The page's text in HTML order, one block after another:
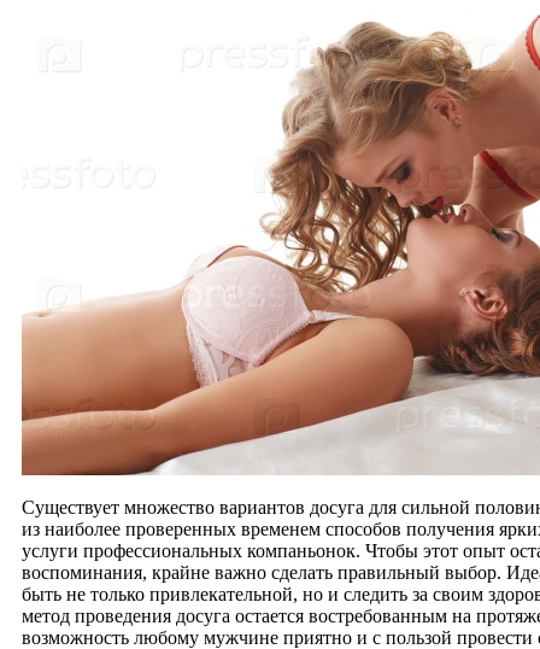
Существует множество вариантов досуга для сильной
из наиболее проверенных временем способов получения
услуги профессиональных компаньонок. Чтобы этот опыт
воспоминания, крайне важно сделать правильный выбор.
быть не только привлекательной, но и следить за своим
метод проведения досуга остается востребованным на
возможность любому мужчине приятно и с пользой провести